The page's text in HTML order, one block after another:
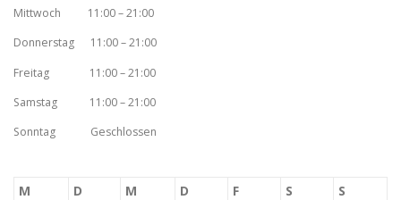
Mittwoch 11:00 – 21:00
Donnerstag 11:00 – 21:00
Freitag 11:00 – 21:00
Samstag 11:00 – 21:00
Sonntag Geschlossen
M D M D F S S